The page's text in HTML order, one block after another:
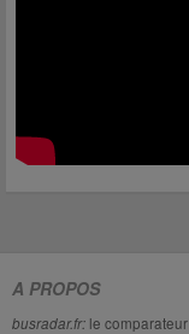
A PROPOS
busradar.fr: le comparateur